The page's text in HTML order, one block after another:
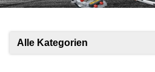
Alle Kategorien